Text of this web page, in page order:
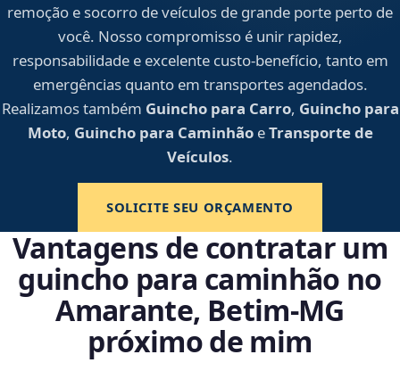
remoção e socorro de veículos de grande porte perto de
você. Nosso compromisso é unir rapidez,
responsabilidade e excelente custo-benefício, tanto em
emergências quanto em transportes agendados.
Realizamos também Guincho para Carro, Guincho para
Moto, Guincho para CaminhãoeTransporte de
Veículos.
SOLICITE SEU ORÇAMENTO
Vantagens de contratar um
guincho para caminhão no
Amarante, Betim‑MG
próximo de mim